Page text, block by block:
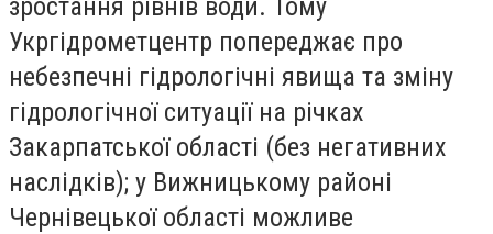
зростання рівнів води. Тому
Укргідрометцентр попереджає про
небезпечні гідрологічні явища та зміну
гідрологічної ситуації на рiчках
Закарпатської областi (без негативних
наслідків); у Вижницькому районі
Чернівецької області можливе